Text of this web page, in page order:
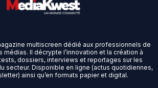
multiscreen dédié aux professionnels de
médias. Il décrypte l’innovation et la création à
dossiers, interviews et reportages sur les
secteur. Disponible en ligne (actus quotidiennes,
ainsi qu’en formats papier et digital.